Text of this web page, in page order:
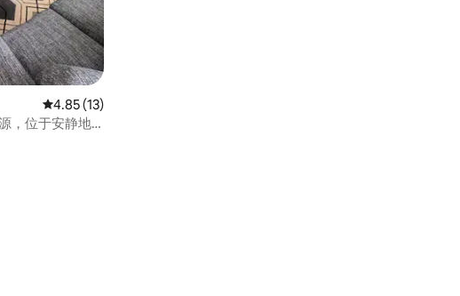
评价
平均评分 4.85 分（满分 5 分），共 13 条评价
4.85 (13)
，位于安静地